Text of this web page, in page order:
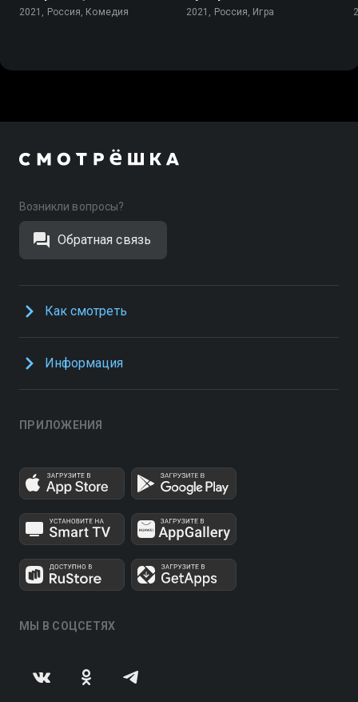
2021, Россия, Комедия 2021, Россия, Игра
Возникли вопросы?
Обратная связь
Как смотреть
Информация
ПРИЛОЖЕНИЯ
МЫ В СОЦСЕТЯХ